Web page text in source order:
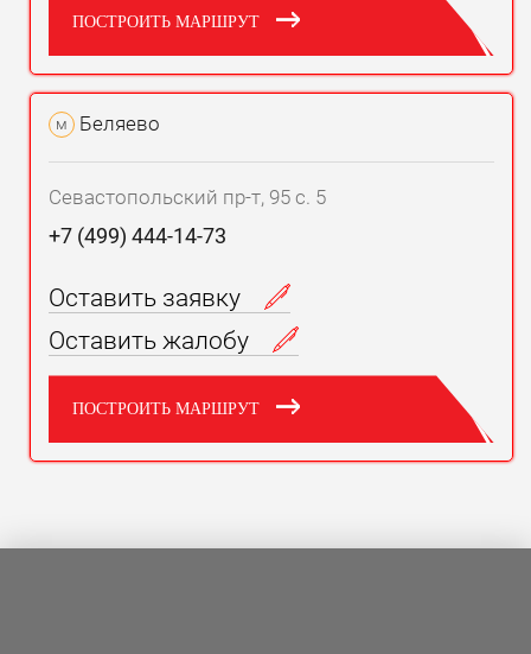
ПОСТРОИТЬ МАРШРУТ
м Беляево
Севастопольский пр-т, 95 с. 5
+7 (499) 444-14-73
Оставить заявку
Оставить жалобу
ПОСТРОИТЬ МАРШРУТ